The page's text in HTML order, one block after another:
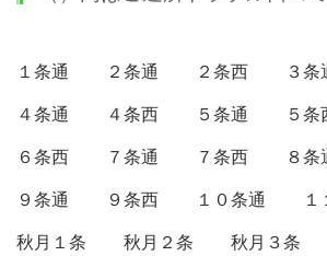
１条通 ２条通 ２条西 ３条
４条通
４条西 ５条通 ５条
６条西
７条通 ７条西 ８条
９条通
９条西 １０条通
秋月１条
秋月２条 秋月３条